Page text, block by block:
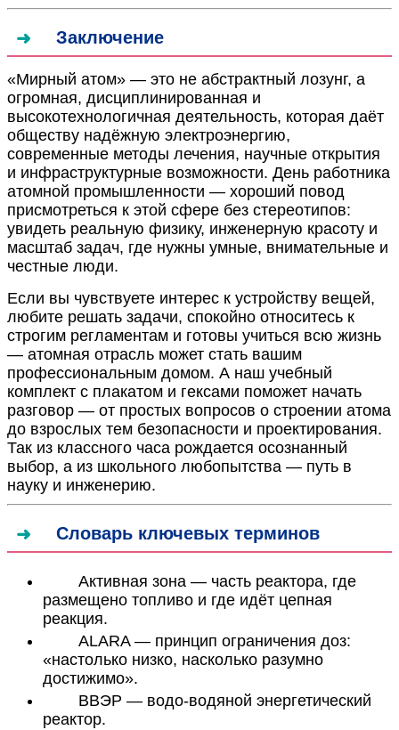
Заключение
«Мирный атом» — это не абстрактный лозунг, а
огромная, дисциплинированная и
высокотехнологичная деятельность, которая даёт
обществу надёжную электроэнергию,
современные методы лечения, научные открытия
и инфраструктурные возможности. День работника
атомной промышленности — хороший повод
присмотреться к этой сфере без стереотипов:
увидеть реальную физику, инженерную красоту и
масштаб задач, где нужны умные, внимательные и
честные люди.
Если вы чувствуете интерес к устройству вещей,
любите решать задачи, спокойно относитесь к
строгим регламентам и готовы учиться всю жизнь
— атомная отрасль может стать вашим
профессиональным домом. А наш учебный
комплект с плакатом и гексами поможет начать
разговор — от простых вопросов о строении атома
до взрослых тем безопасности и проектирования.
Так из классного часа рождается осознанный
выбор, а из школьного любопытства — путь в
науку и инженерию.
Словарь ключевых терминов
Активная зона — часть реактора, где
размещено топливо и где идёт цепная
реакция.
ALARA — принцип ограничения доз:
«настолько низко, насколько разумно
достижимо».
ВВЭР — водо-водяной энергетический
реактор.